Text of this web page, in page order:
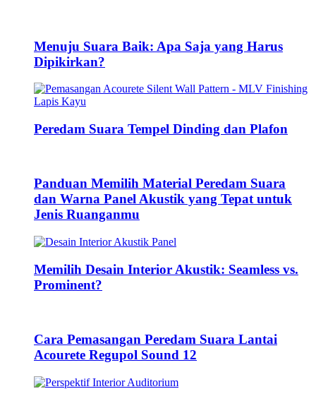
Menuju Suara Baik: Apa Saja yang Harus
Dipikirkan?
Peredam Suara Tempel Dinding dan Plafon
Panduan Memilih Material Peredam Suara
dan Warna Panel Akustik yang Tepat untuk
Jenis Ruanganmu
Memilih Desain Interior Akustik: Seamless vs.
Prominent?
Cara Pemasangan Peredam Suara Lantai
Acourete Regupol Sound 12